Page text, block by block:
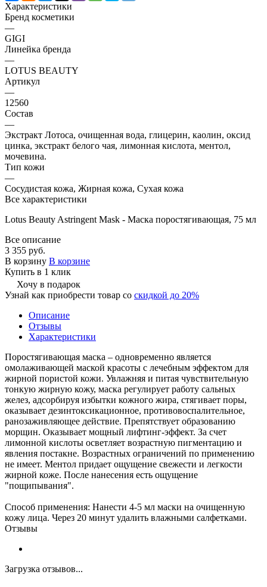
Характеристики
Бренд косметики
—
GIGI
Линейка бренда
—
LOTUS BEAUTY
Артикул
—
12560
Состав
—
Экстракт Лотоса, очищенная вода, глицерин, каолин, оксид
цинка, экстракт белого чая, лимонная кислота, ментол,
мочевина.
Тип кожи
—
Сосудистая кожа, Жирная кожа, Сухая кожа
Все характеристики
Lotus Beauty Astringent Mask - Маска поростягивающая, 75 мл
Все описание
3 355 руб.
В корзину В корзине
Купить в 1 клик
Хочу в подарок
Узнай как приобрести товар со скидкой до 20%
Описание
Отзывы
Характеристики
Поростягивающая маска – одновременно является
омолаживающей маской красоты с лечебным эффектом для
жирной пористой кожи. Увлажняя и питая чувствительную
тонкую жирную кожу, маска регулирует работу сальных
желез, адсорбируя избытки кожного жира, стягивает поры,
оказывает дезинтоксикационное, противовоспалительное,
ранозаживляющее действие. Препятствует образованию
морщин. Оказывает мощный лифтинг-эффект. За счет
лимонной кислоты осветляет возрастную пигментацию и
явления постакне. Возрастных ограничений по применению
не имеет. Ментол придает ощущение свежести и легкости
жирной коже. После нанесения есть ощущение
"пощипывания".
Способ применения: Нанести 4-5 мл маски на очищенную
кожу лица. Через 20 минут удалить влажными салфетками.
Отзывы
Загрузка отзывов...